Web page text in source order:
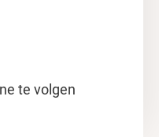
te volgen